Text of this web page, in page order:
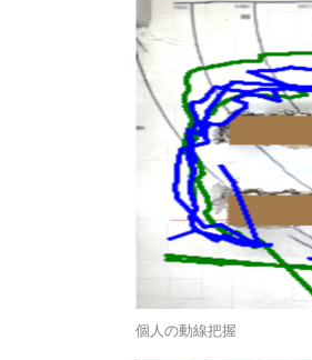
個人の動線把握